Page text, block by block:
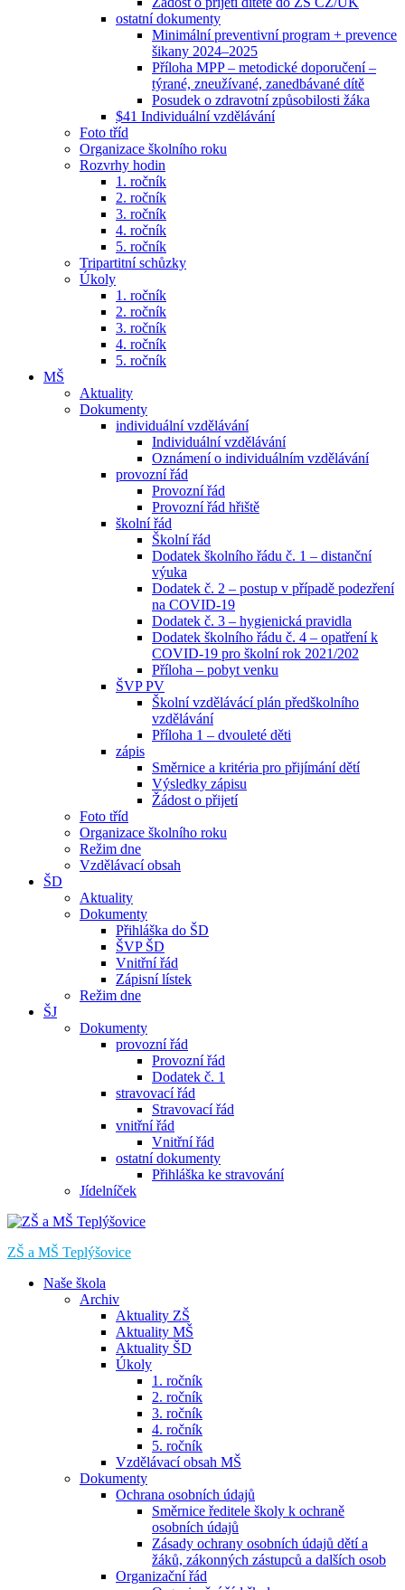
ostatní dokumenty
Minimální preventivní program + prevence
šikany 2024–2025
Příloha MPP – metodické doporučení –
týrané, zneužívané, zanedbávané dítě
Posudek o zdravotní způsobilosti žáka
$41 Individuální vzdělávání
Foto tříd
Organizace školního roku
Rozvrhy hodin
1. ročník
2. ročník
3. ročník
4. ročník
5. ročník
Tripartitní schůzky
Úkoly
1. ročník
2. ročník
3. ročník
4. ročník
5. ročník
MŠ
Aktuality
Dokumenty
individuální vzdělávání
Individuální vzdělávání
Oznámení o individuálním vzdělávání
provozní řád
Provozní řád
Provozní řád hřiště
školní řád
Školní řád
Dodatek školního řádu č. 1 – distanční
výuka
Dodatek č. 2 – postup v případě podezření
na COVID-19
Dodatek č. 3 – hygienická pravidla
Dodatek školního řádu č. 4 – opatření k
COVID-19 pro školní rok 2021/202
Příloha – pobyt venku
ŠVP PV
Školní vzdělávácí plán předškolního
vzdělávání
Příloha 1 – dvouleté děti
zápis
Směrnice a kritéria pro přijímání dětí
Výsledky zápisu
Žádost o přijetí
Foto tříd
Organizace školního roku
Režim dne
Vzdělávací obsah
ŠD
Aktuality
Dokumenty
Přihláška do ŠD
ŠVP ŠD
Vnitřní řád
Zápisní lístek
Režim dne
ŠJ
Dokumenty
provozní řád
Provozní řád
Dodatek č. 1
stravovací řád
Stravovací řád
vnitřní řád
Vnitřní řád
ostatní dokumenty
Přihláška ke stravování
Jídelníček
ZŠ a MŠ Teplýšovice
Naše škola
Archiv
Aktuality ZŠ
Aktuality MŠ
Aktuality ŠD
Úkoly
1. ročník
2. ročník
3. ročník
4. ročník
5. ročník
Vzdělávací obsah MŠ
Dokumenty
Ochrana osobních údajů
Směrnice ředitele školy k ochraně
osobních údajů
Zásady ochrany osobních údajů dětí a
žáků, zákonných zástupců a dalších osob
Organizační řád